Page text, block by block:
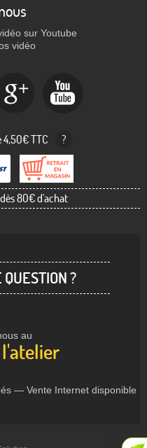
sur Youtube
vidéo
TTC ?
80€ d'achat
?
au
— Vente Internet disponible